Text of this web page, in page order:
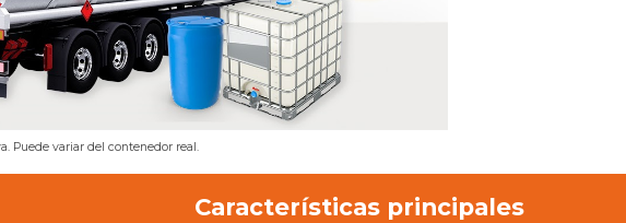
Puede variar del contenedor real.
Características principales